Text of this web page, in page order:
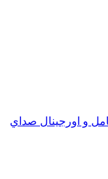
و اورجينال صداي